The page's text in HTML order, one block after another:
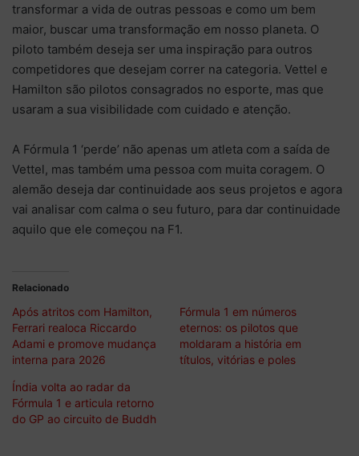
transformar a vida de outras pessoas e como um bem
maior, buscar uma transformação em nosso planeta. O
piloto também deseja ser uma inspiração para outros
competidores que desejam correr na categoria. Vettel e
Hamilton são pilotos consagrados no esporte, mas que
usaram a sua visibilidade com cuidado e atenção.
A Fórmula 1 ‘perde’ não apenas um atleta com a saída de
Vettel, mas também uma pessoa com muita coragem. O
alemão deseja dar continuidade aos seus projetos e agora
vai analisar com calma o seu futuro, para dar continuidade
aquilo que ele começou na F1.
Relacionado
Após atritos com Hamilton,
Ferrari realoca Riccardo
Adami e promove mudança
interna para 2026
Fórmula 1 em números
eternos: os pilotos que
moldaram a história em
títulos, vitórias e poles
Índia volta ao radar da
Fórmula 1 e articula retorno
do GP ao circuito de Buddh